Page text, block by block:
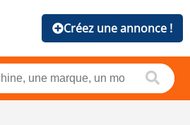
Créez une annonce !